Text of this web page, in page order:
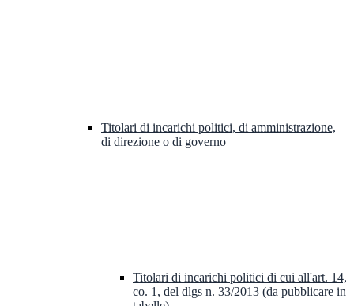
Titolari di incarichi politici, di amministrazione,
di direzione o di governo
Titolari di incarichi politici di cui all'art. 14,
co. 1, del dlgs n. 33/2013 (da pubblicare in